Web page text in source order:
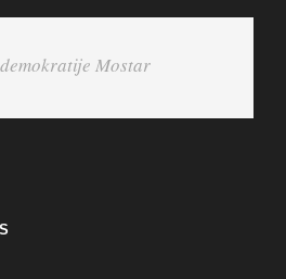
Mostar